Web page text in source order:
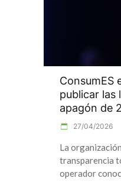
ConsumES
publicar las
apagón de
27/04/2026
La
transparencia
operador